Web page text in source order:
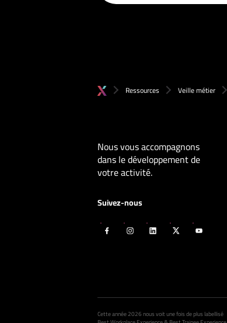
Ressources Veille métier
Nous vous accompagnons
dans le développement de
votre activité.
Suivez-nous
Cette année 2026 nous voit une fois de plus labellisé